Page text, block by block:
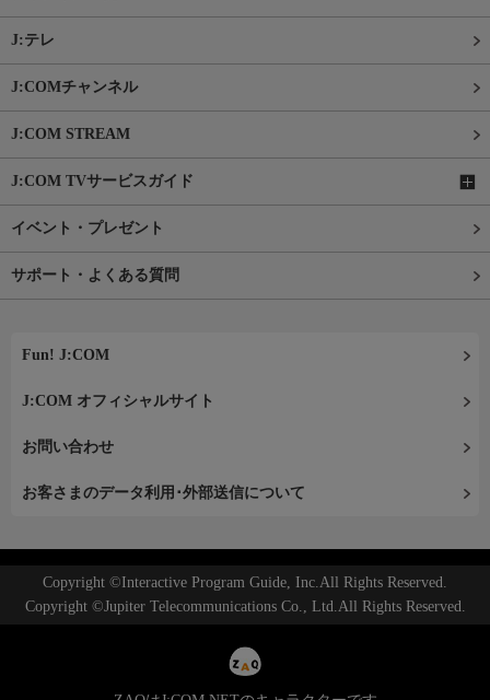
J:テレ
J:COMチャンネル
J:COM STREAM
J:COM TVサービスガイド
イベント・プレゼント
サポート・よくある質問
Fun! J:COM
J:COM オフィシャルサイト
お問い合わせ
お客さまのデータ利用･外部送信について
Copyright ©Interactive Program Guide, Inc.All Rights Reserved.
Copyright ©Jupiter Telecommunications Co., Ltd.All Rights Reserved.